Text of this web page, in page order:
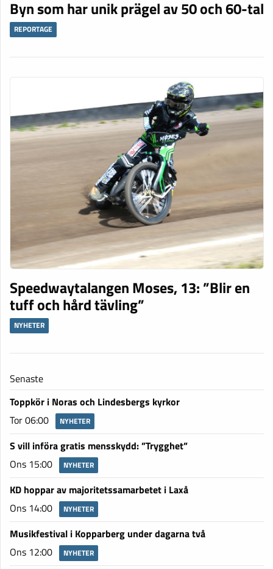
Byn som har unik prägel av 50 och 60-tal
REPORTAGE
Speedwaytalangen Moses, 13: ”Blir en
tuff och hård tävling”
NYHETER
Senaste
Toppkör i Noras och Lindesbergs kyrkor
Tor 06:00
NYHETER
S vill införa gratis mensskydd: ”Trygghet”
Ons 15:00
NYHETER
KD hoppar av majoritetssamarbetet i Laxå
Ons 14:00
NYHETER
Musikfestival i Kopparberg under dagarna två
Ons 12:00
NYHETER